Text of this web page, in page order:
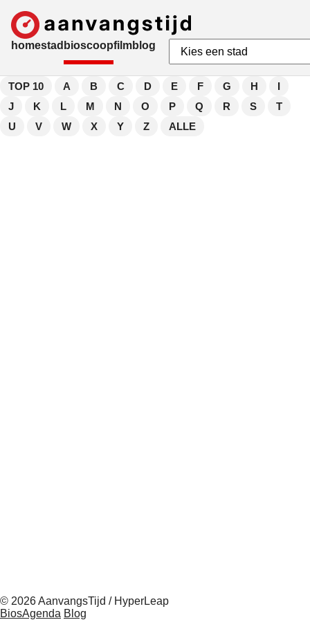
homestad bioscoopfilmblog
TOP 10 A B C D E F G H
I
J
K L M N O P Q R S
T
U
V W X Y Z ALLE
© 2026 AanvangsTijd / HyperLeap
BiosAgenda Blog